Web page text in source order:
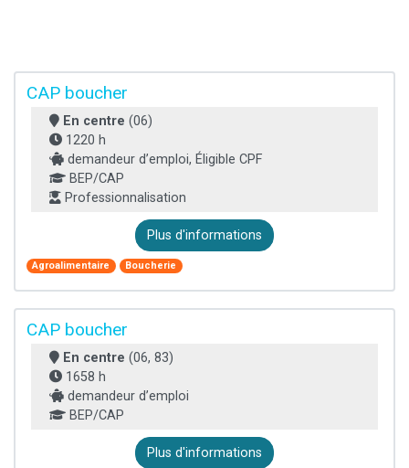
CAP boucher
En centre (06)
1220 h
demandeur d’emploi, Éligible CPF
BEP/CAP
Professionnalisation
Plus d'informations
Agroalimentaire Boucherie
CAP boucher
En centre (06, 83)
1658 h
demandeur d’emploi
BEP/CAP
Plus d'informations